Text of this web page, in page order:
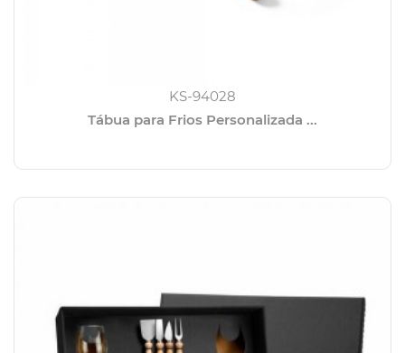
KS-94028
Tábua para Frios Personalizada ...